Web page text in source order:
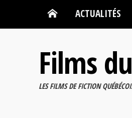
ACTUALITÉS
Films
LES FILMS DE FICTION